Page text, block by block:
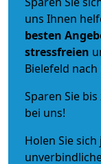
uns Ihnen
besten
stressfreien
Bielefeld
Sparen Sie
bei uns!
Holen Sie